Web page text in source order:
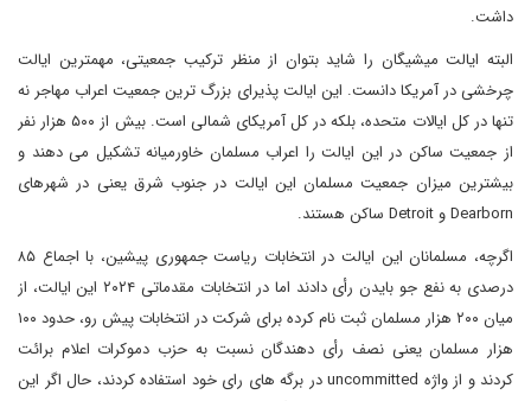
داشت.
البته ایالت میشیگان را شاید بتوان از منظر ترکیب جمعیتی، مهمترین ایالت
چرخشی در آمریکا دانست. این ایالت پذیرای بزرگ ترین جمعیت اعراب مهاجر نه
تنها در کل ایالات‌ متحده، بلکه در کل آمریکای شمالی است. بیش از ۵۰۰ هزار نفر
از جمعیت ساکن در این ایالت را اعراب مسلمان خاورمیانه تشکیل می دهند و
بیشترین میزان جمعیت مسلمان این ایالت در جنوب شرق یعنی در شهرهای
Dearborn و Detroit ساکن هستند.
اگرچه، مسلمانان این ایالت در انتخابات ریاست جمهوری پیشین، با اجماع ۸۵
درصدی به نفع جو بایدن رأی دادند اما در انتخابات مقدماتی ۲۰۲۴ این ایالت، از
میان ۲۰۰ هزار مسلمان ثبت نام کرده برای شرکت در انتخابات پیش رو، حدود ۱۰۰
هزار مسلمان یعنی نصف رأی دهندگان نسبت به حزب دموکرات اعلام برائت
کردند و از واژه uncommitted در برگه های رای خود استفاده کردند، حال اگر این